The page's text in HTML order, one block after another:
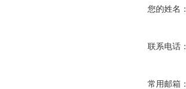
您的姓名：
联系电话：
常用邮箱：